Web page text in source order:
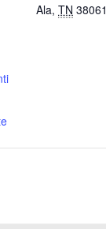
Ala, TN 38061